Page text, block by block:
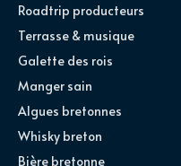
Roadtrip producteurs
Terrasse & musique
Galette des rois
Manger sain
Algues bretonnes
Whisky breton
Bière bretonne